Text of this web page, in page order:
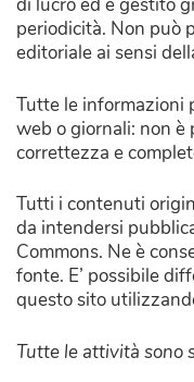
di lucro ed è gestito
periodicità. Non può
editoriale ai sensi
Tutte le informazioni
web o giornali: non
correttezza e
Tutti i contenuti
da intendersi
Commons. Ne è
fonte. E’ possibile
questo sito
Tutte le attività sono